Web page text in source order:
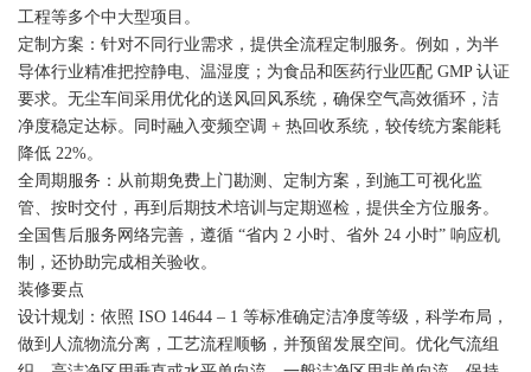
工程等多个中大型项目。
定制方案：针对不同行业需求，提供全流程定制服务。例如，为半
导体行业精准把控静电、温湿度；为食品和医药行业匹配 GMP 认证
要求。无尘车间采用优化的送风回风系统，确保空气高效循环，洁
净度稳定达标。同时融入变频空调 + 热回收系统，较传统方案能耗
降低 22%。
全周期服务：从前期免费上门勘测、定制方案，到施工可视化监
管、按时交付，再到后期技术培训与定期巡检，提供全方位服务。
全国售后服务网络完善，遵循 “省内 2 小时、省外 24 小时” 响应机
制，还协助完成相关验收。
装修要点
设计规划：依照 ISO 14644 – 1 等标准确定洁净度等级，科学布局，
做到人流物流分离，工艺流程顺畅，并预留发展空间。优化气流组